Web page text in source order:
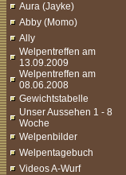
Aura (Jayke)
Abby (Momo)
Ally
Welpentreffen am
13.09.2009
Welpentreffen am
08.06.2008
Gewichtstabelle
Unser Aussehen 1 - 8
Woche
Welpenbilder
Welpentagebuch
Videos A-Wurf